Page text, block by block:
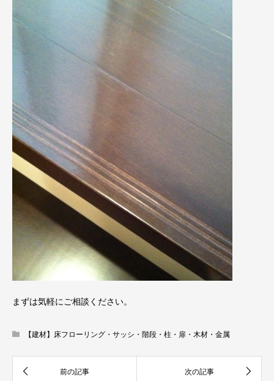
まずは気軽にご相談ください。
【建材】床フローリング・サッシ・階段・柱・扉・木材・金属